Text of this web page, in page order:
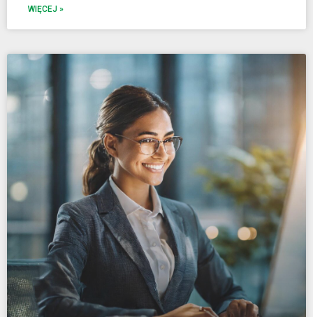
WIĘCEJ »